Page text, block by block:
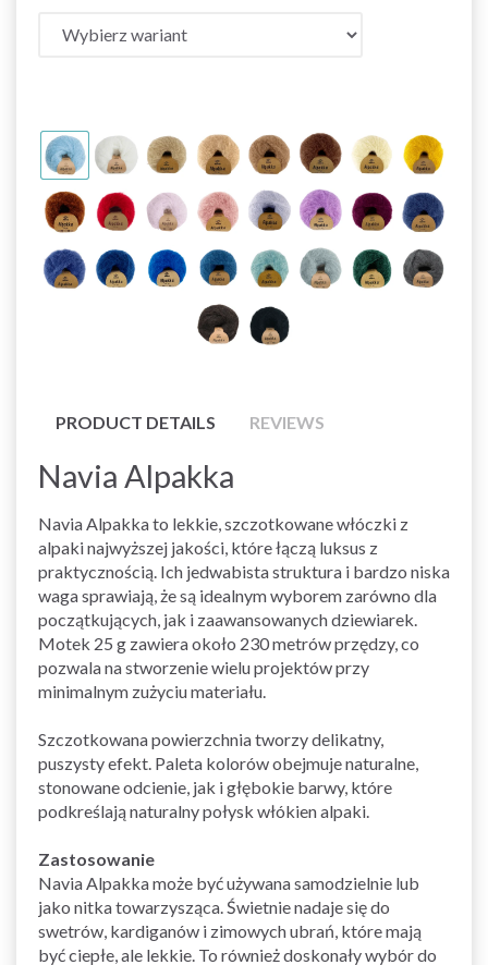
PRODUCT DETAILS REVIEWS
Navia Alpakka
Navia Alpakka to lekkie, szczotkowane włóczki z
alpaki najwyższej jakości, które łączą luksus z
praktycznością. Ich jedwabista struktura i bardzo niska
waga sprawiają, że są idealnym wyborem zarówno dla
początkujących, jak i zaawansowanych dziewiarek.
Motek 25 g zawiera około 230 metrów przędzy, co
pozwala na stworzenie wielu projektów przy
minimalnym zużyciu materiału.
Szczotkowana powierzchnia tworzy delikatny,
puszysty efekt. Paleta kolorów obejmuje naturalne,
stonowane odcienie, jak i głębokie barwy, które
podkreślają naturalny połysk włókien alpaki.
Zastosowanie
Navia Alpakka może być używana samodzielnie lub
jako nitka towarzysząca. Świetnie nadaje się do
swetrów, kardiganów i zimowych ubrań, które mają
być ciepłe, ale lekkie. To również doskonały wybór do